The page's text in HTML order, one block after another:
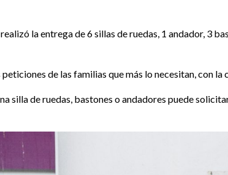
la entrega de 6 sillas de ruedas, 1 andador, 3
peticiones de las familias que más lo necesitan, con
silla de ruedas, bastones o andadores puede